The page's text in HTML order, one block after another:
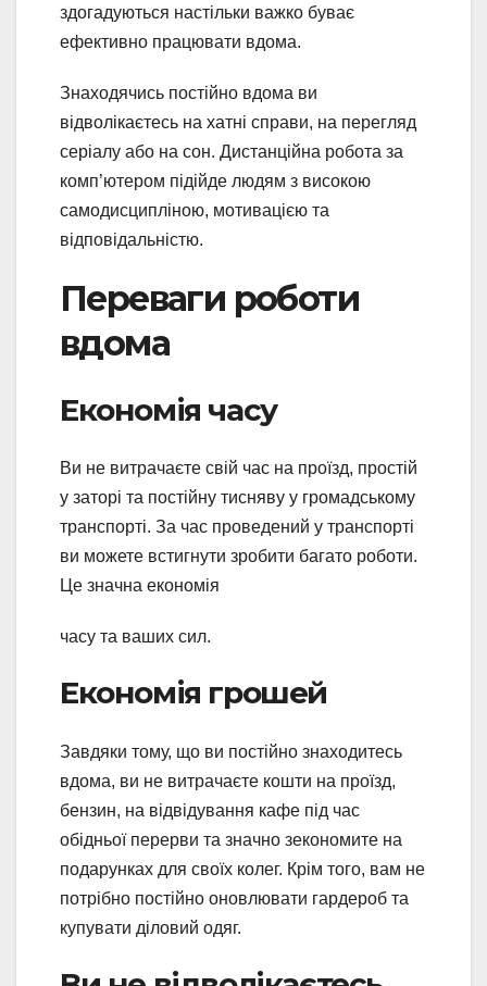
здогадуються настільки важко буває
ефективно працювати вдома.
Знаходячись постійно вдома ви
відволікаєтесь на хатні справи, на перегляд
серіалу або на сон. Дистанційна робота за
комп’ютером підійде людям з високою
самодисципліною, мотивацією та
відповідальністю.
Переваги роботи
вдома
Економія часу
Ви не витрачаєте свій час на проїзд, простій
у заторі та постійну тисняву у громадському
транспорті. За час проведений у транспорті
ви можете встигнути зробити багато роботи.
Це значна економія
часу та ваших сил.
Економія грошей
Завдяки тому, що ви постійно знаходитесь
вдома, ви не витрачаєте кошти на проїзд,
бензин, на відвідування кафе під час
обідньої перерви та значно зекономите на
подарунках для своїх колег. Крім того, вам не
потрібно постійно оновлювати гардероб та
купувати діловий одяг.